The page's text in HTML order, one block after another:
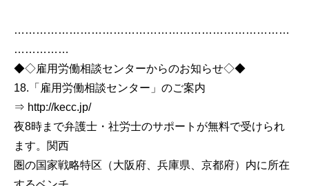
…………………………………………………………………
……………
◆◇雇用労働相談センターからのお知らせ◇◆
18.「雇用労働相談センター」のご案内
⇒ http://kecc.jp/
夜8時まで弁護士・社労士のサポートが無料で受けられ
ます。関西
圏の国家戦略特区（大阪府、兵庫県、京都府）内に所在